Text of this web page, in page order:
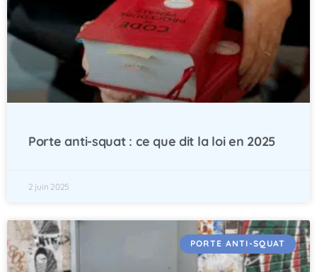
Porte anti-squat : ce que dit la loi en 2025
2 juin 2025
PORTE ANTI-SQUAT